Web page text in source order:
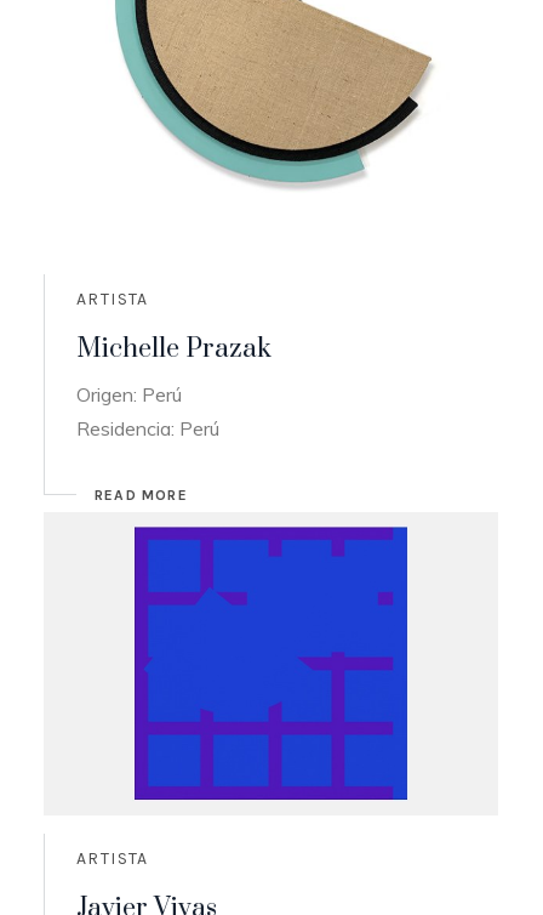
ARTISTA
Michelle Prazak
Origen: Perú
Residencia: Perú
READ MORE
ARTISTA
Javier Vivas